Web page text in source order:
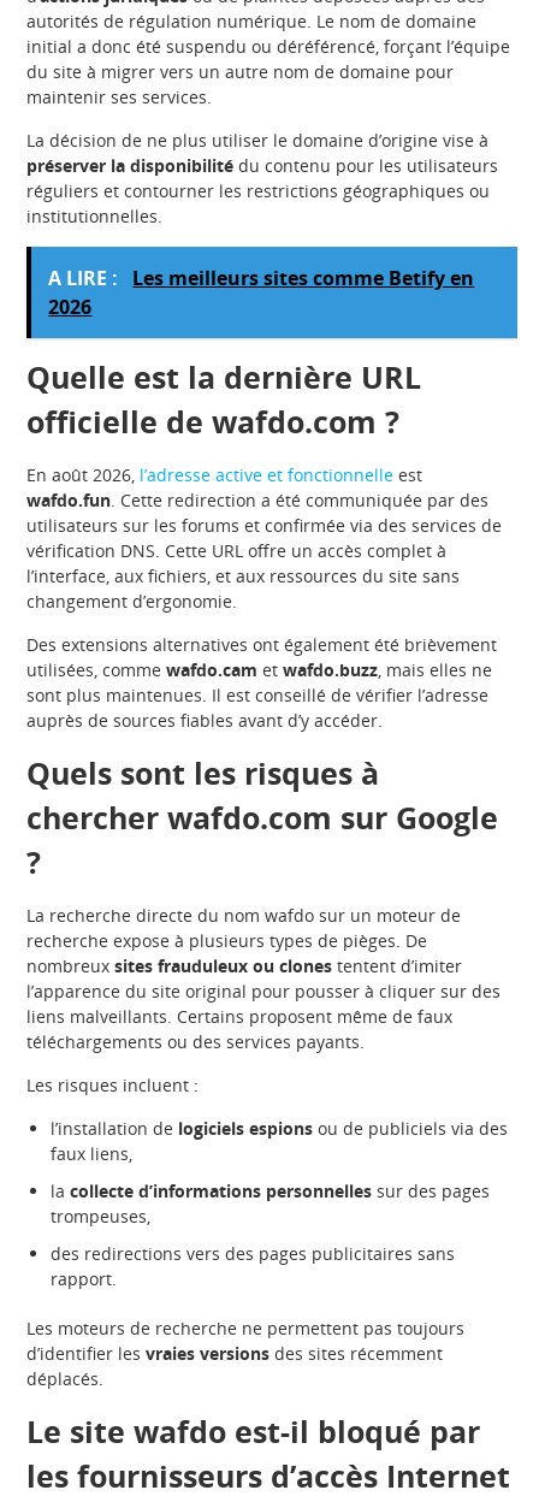
autorités de régulation numérique. Le nom de domaine
initial a donc été suspendu ou déréférencé, forçant l’équipe
du site à migrer vers un autre nom de domaine pour
maintenir ses services.
La décision de ne plus utiliser le domaine d’origine vise à
préserver la disponibilité du contenu pour les utilisateurs
réguliers et contourner les restrictions géographiques ou
institutionnelles.
A LIRE :
Les meilleurs sites comme Betify en
2026
Quelle est la dernière URL
officielle de wafdo.com ?
En août 2026, l’adresse active et fonctionnelle est
wafdo.fun. Cette redirection a été communiquée par des
utilisateurs sur les forums et confirmée via des services de
vérification DNS. Cette URL offre un accès complet à
l’interface, aux fichiers, et aux ressources du site sans
changement d’ergonomie.
Des extensions alternatives ont également été brièvement
utilisées, commewafdo.cam etwafdo.buzz, mais elles ne
sont plus maintenues. Il est conseillé de vérifier l’adresse
auprès de sources fiables avant d’y accéder.
Quels sont les risques à
chercher wafdo.com sur Google
?
La recherche directe du nom wafdo sur un moteur de
recherche expose à plusieurs types de pièges. De
nombreuxsites frauduleux ou clones tentent d’imiter
l’apparence du site original pour pousser à cliquer sur des
liens malveillants. Certains proposent même de faux
téléchargements ou des services payants.
Les risques incluent :
l’installation de logiciels espions ou de publiciels via des
faux liens,
lacollecte d’informations personnelles sur des pages
trompeuses,
des redirections vers des pages publicitaires sans
rapport.
Les moteurs de recherche ne permettent pas toujours
d’identifier lesvraies versions des sites récemment
déplacés.
Le site wafdo est-il bloqué par
les fournisseurs d’accès Internet